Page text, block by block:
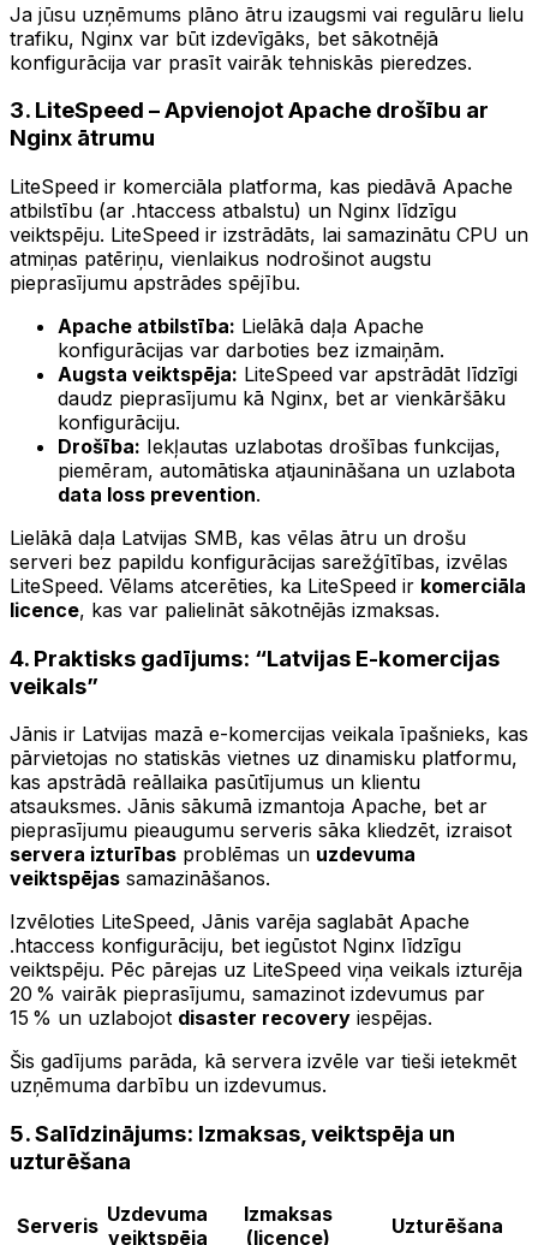
Ja jūsu uzņēmums plāno ātru izaugsmi vai regulāru lielu
trafiku, Nginx var būt izdevīgāks, bet sākotnējā
konfigurācija var prasīt vairāk tehniskās pieredzes.
3. LiteSpeed – Apvienojot Apache drošību ar
Nginx ātrumu
LiteSpeed ir komerciāla platforma, kas piedāvā Apache
atbilstību (ar .htaccess atbalstu) un Nginx līdzīgu
veiktspēju. LiteSpeed ir izstrādāts, lai samazinātu CPU un
atmiņas patēriņu, vienlaikus nodrošinot augstu
pieprasījumu apstrādes spējību.
Apache atbilstība: Lielākā daļa Apache
konfigurācijas var darboties bez izmaiņām.
Augsta veiktspēja: LiteSpeed var apstrādāt līdzīgi
daudz pieprasījumu kā Nginx, bet ar vienkāršāku
konfigurāciju.
Drošība: Iekļautas uzlabotas drošības funkcijas,
piemēram, automātiska atjaunināšana un uzlabota
data loss prevention.
Lielākā daļa Latvijas SMB, kas vēlas ātru un drošu
serveri bez papildu konfigurācijas sarežģītības, izvēlas
LiteSpeed. Vēlams atcerēties, ka LiteSpeed ir komerciāla
licence, kas var palielināt sākotnējās izmaksas.
4. Praktisks gadījums: “Latvijas E-komercijas
veikals”
Jānis ir Latvijas mazā e-komercijas veikala īpašnieks, kas
pārvietojas no statiskās vietnes uz dinamisku platformu,
kas apstrādā reāllaika pasūtījumus un klientu
atsauksmes. Jānis sākumā izmantoja Apache, bet ar
pieprasījumu pieaugumu serveris sāka kliedzēt, izraisot
servera izturības problēmas un uzdevuma
veiktspējas samazināšanos.
Izvēloties LiteSpeed, Jānis varēja saglabāt Apache
.htaccess konfigurāciju, bet iegūstot Nginx līdzīgu
veiktspēju. Pēc pārejas uz LiteSpeed viņa veikals izturēja
20 % vairāk pieprasījumu, samazinot izdevumus par
15 % un uzlabojot disaster recovery iespējas.
Šis gadījums parāda, kā servera izvēle var tieši ietekmēt
uzņēmuma darbību un izdevumus.
5. Salīdzinājums: Izmaksas, veiktspēja un
uzturēšana
Serveris Uzdevuma
veiktspēja
Izmaksas
(licence)
Uzturēšana